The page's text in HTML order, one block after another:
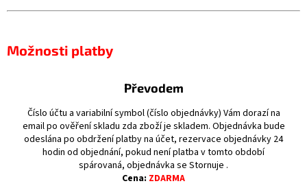
Možnosti platby
Převodem
Číslo účtu a variabilní symbol (číslo objednávky) Vám dorazí na
email po ověření skladu zda zboží je skladem. Objednávka bude
odeslána po obdržení platby na účet, rezervace objednávky 24
hodin od objednání, pokud není platba v tomto období
spárovaná, objednávka se Stornuje .
Cena: ZDARMA